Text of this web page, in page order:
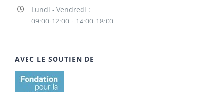
Lundi - Vendredi :
09:00-12:00 - 14:00-18:00
AVEC LE SOUTIEN DE